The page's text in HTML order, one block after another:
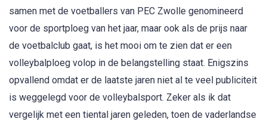
samen met de voetballers van PEC Zwolle genomineerd
voor de sportploeg van het jaar, maar ook als de prijs naar
de voetbalclub gaat, is het mooi om te zien dat er een
volleybalploeg volop in de belangstelling staat. Enigszins
opvallend omdat er de laatste jaren niet al te veel publiciteit
is weggelegd voor de volleybalsport. Zeker als ik dat
vergelijk met een tiental jaren geleden, toen de vaderlandse